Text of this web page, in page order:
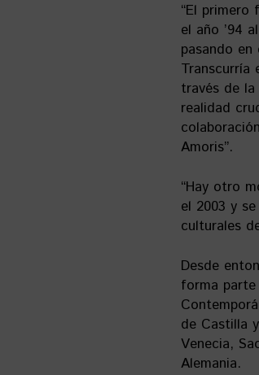
“El
el año ’94
pasando
Transcurría
través de
realidad
Amoris”.
“Hay otro
el 2003 y
culturales
Desde
forma
de Castilla
Venecia,
Alemania.